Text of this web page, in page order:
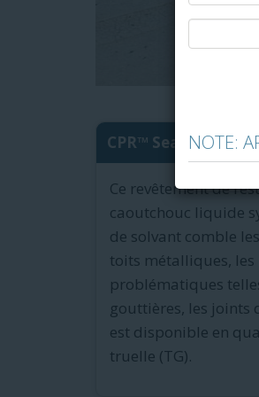
CPR™ Seam Sealer
Ce revêtement de
caoutchouc liquide
de solvant comble
toits métalliques, les
problématiques
gouttières, les joints
est disponible en
truelle (TG).
NOTE: